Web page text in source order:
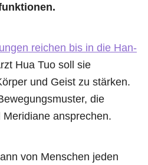
reichen bis in die Han-
Hua Tuo soll sie
und Geist zu stärken.
die
ansprechen.
von Menschen jeden